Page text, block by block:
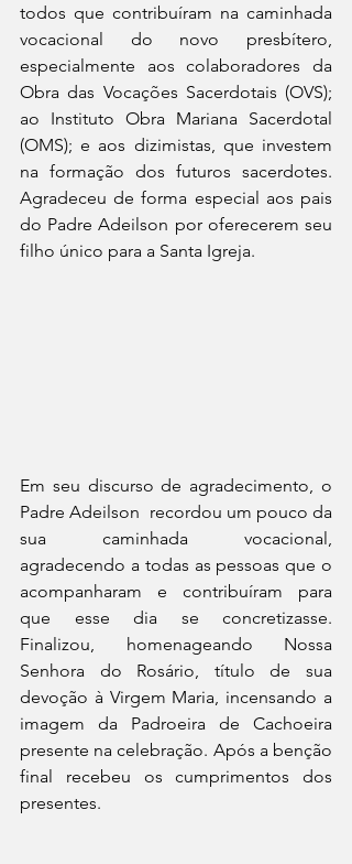
todos que contribuíram na caminhada
vocacional do novo presbítero,
especialmente aos colaboradores da
Obra das Vocações Sacerdotais (OVS);
ao Instituto Obra Mariana Sacerdotal
(OMS); e aos dizimistas, que investem
na formação dos futuros sacerdotes.
Agradeceu de forma especial aos pais
do Padre Adeilson por oferecerem seu
filho único para a Santa Igreja.
Em seu discurso de agradecimento, o
Padre Adeilson  recordou um pouco da
sua caminhada vocacional,
agradecendo a todas as pessoas que o
acompanharam e contribuíram para
que esse dia se concretizasse.
Finalizou, homenageando Nossa
Senhora do Rosário, título de sua
devoção à Virgem Maria, incensando a
imagem da Padroeira de Cachoeira
presente na celebração. Após a benção
final recebeu os cumprimentos dos
presentes.